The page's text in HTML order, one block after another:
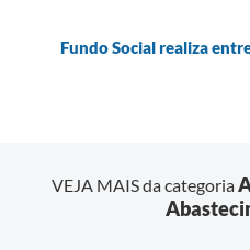
Fundo Social realiza
VEJA MAIS da categoria